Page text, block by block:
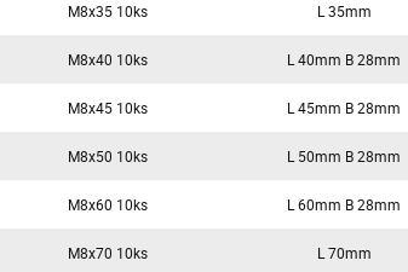
M8x35 10ks L 35mm
M8x40 10ks L 40mm B 28mm
M8x45 10ks L 45mm B 28mm
M8x50 10ks L 50mm B 28mm
M8x60 10ks L 60mm B 28mm
M8x70 10ks L 70mm